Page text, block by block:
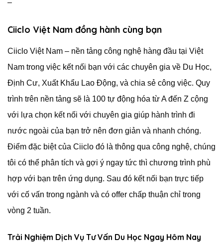
–
Ciiclo Việt Nam đồng hành cùng bạn
Ciiclo Việt Nam – nền tảng công nghệ hàng đầu tại Việt
Nam trong việc kết nối bạn với các chuyên gia về Du Học,
Định Cư, Xuất Khẩu Lao Động, và chia sẻ công việc. Quy
trình trên nền tảng sẽ là 100 tự động hóa từ A đến Z cộng
với lựa chọn kết nối với chuyên gia giúp hành trình đi
nước ngoài của bạn trở nên đơn giản và nhanh chóng.
Điểm đặc biệt của Ciiclo đó là thông qua công nghệ, chúng
tôi có thể phân tích và gợi ý ngay tức thì chương trình phù
hợp với bạn trên ứng dụng. Sau đó kết nối bạn trực tiếp
với cố vấn trong ngành và có offer chấp thuận chỉ trong
vòng 2 tuần.
Trải Nghiệm Dịch Vụ Tư Vấn Du Học Ngay Hôm Nay